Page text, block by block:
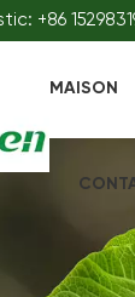
+86
MAISON